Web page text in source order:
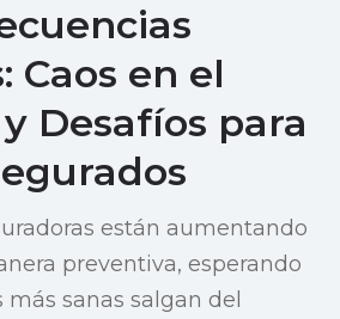
Caos en el
Desafíos para
están aumentando
preventiva, esperando
sanas salgan del